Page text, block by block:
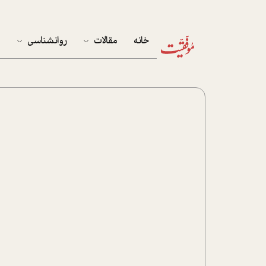
خانه مقالات روانشناسی